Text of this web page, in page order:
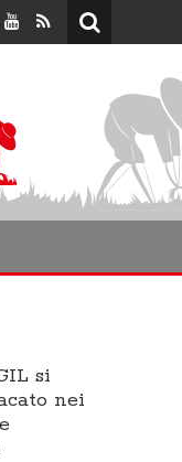
si
nei